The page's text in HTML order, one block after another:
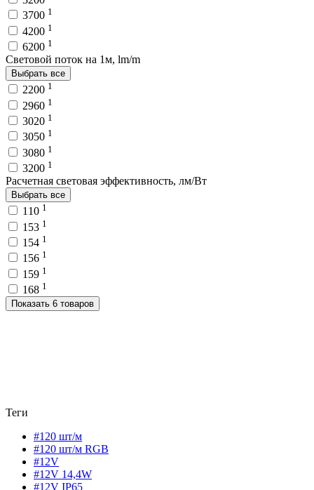
3700 1
4200 1
6200 1
Световой поток на 1м, lm/m
Выбрать все
2200 1
2960 1
3020 1
3050 1
3080 1
3200 1
Расчетная световая эффективность, лм/Вт
Выбрать все
110 1
153 1
154 1
156 1
159 1
168 1
Показать 6 товаров
Теги
#120 шт/м
#120 шт/м RGB
#12V
#12V 14,4W
#12V IP65